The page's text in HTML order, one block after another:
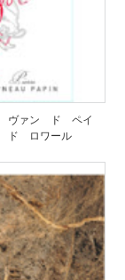
ヴァン ド ペイ
ド ロワール